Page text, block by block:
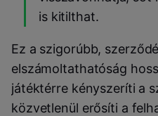
is kitilthat.
Ez a szigorúbb,
elszámoltathatóság
játéktérre kényszeríti a
közvetlenül erősíti a